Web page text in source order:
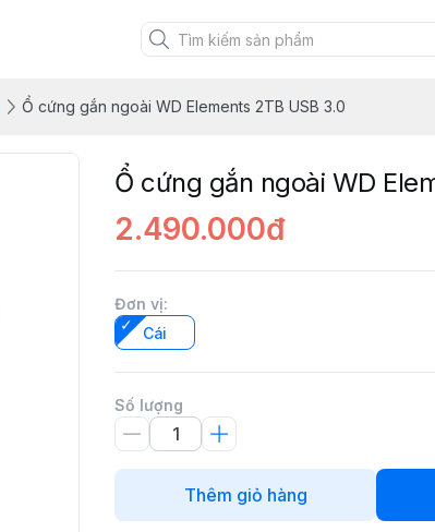
Ổ cứng gắn ngoài WD Elements 2TB USB 3.0
Ổ cứng gắn ngoài WD
2.490.000đ
Đơn vị:
Cái
Số lượng
Thêm giỏ hàng